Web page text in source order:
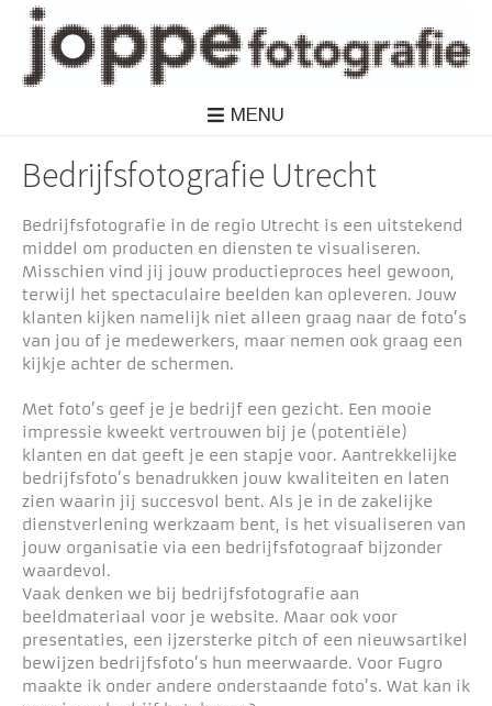
MENU
Bedrijfsfotografie Utrecht
Bedrijfsfotografie in de regio Utrecht is een uitstekend
middel om producten en diensten te visualiseren.
Misschien vind jij jouw productieproces heel gewoon,
terwijl het spectaculaire beelden kan opleveren. Jouw
klanten kijken namelijk niet alleen graag naar de foto’s
van jou of je medewerkers, maar nemen ook graag een
kijkje achter de schermen.
Met foto’s geef je je bedrijf een gezicht. Een mooie
impressie kweekt vertrouwen bij je (potentiële)
klanten en dat geeft je een stapje voor. Aantrekkelijke
bedrijfsfoto’s benadrukken jouw kwaliteiten en laten
zien waarin jij succesvol bent. Als je in de zakelijke
dienstverlening werkzaam bent, is het visualiseren van
jouw organisatie via een bedrijfsfotograaf bijzonder
waardevol.
Vaak denken we bij bedrijfsfotografie aan
beeldmateriaal voor je website. Maar ook voor
presentaties, een ijzersterke pitch of een nieuwsartikel
bewijzen bedrijfsfoto’s hun meerwaarde. Voor Fugro
maakte ik onder andere onderstaande foto’s. Wat kan ik